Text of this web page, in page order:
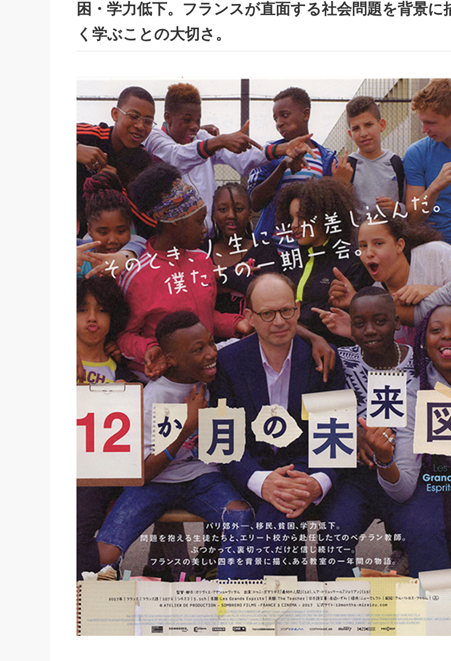
困・学力低下。フランスが直面する社会問題を背景に
く学ぶことの大切さ。